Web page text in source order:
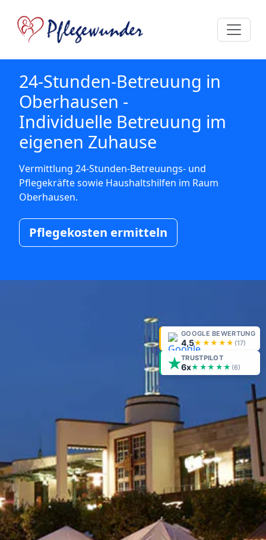
GOOGLE BEWERTUNG
4,5★★★★★ (17)
TRUSTPILOT
6x★★★★★ (6)
24-Stunden-Betreuung in
Oberhausen -
Individuelle Betreuung im
eigenen Zuhause
Vermittlung 24-Stunden-Betreuungs- und
Pflegekräfte sowie Haushaltshilfen im Raum
Oberhausen.
Pflegekosten ermitteln